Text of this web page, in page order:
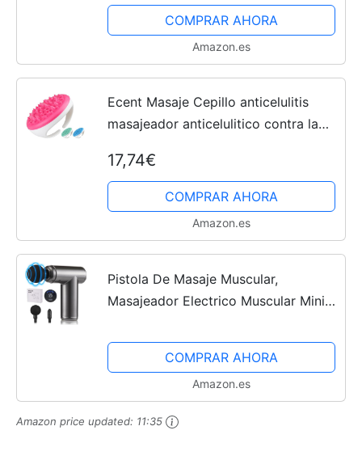
Reductor para Masaje de...
COMPRAR AHORA
Amazon.es
Ecent Masaje Cepillo anticelulitis
masajeador anticelulitico contra la
para la celulitis
17,74€
COMPRAR AHORA
Amazon.es
Pistola De Masaje Muscular,
Masajeador Electrico Muscular Mini
de Músculos de Tejido Profundo
Hasta 3200 RPM Para Aliviar...
COMPRAR AHORA
Amazon.es
Amazon price updated: 11:35